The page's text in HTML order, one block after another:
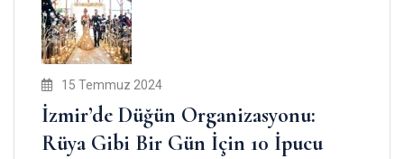
15 Temmuz 2024
İzmir’de Düğün Organizasyonu:
Rüya Gibi Bir Gün İçin 10 İpucu